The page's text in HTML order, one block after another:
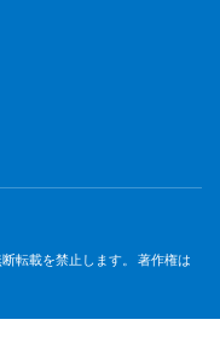
転載を禁止します。 著作権は